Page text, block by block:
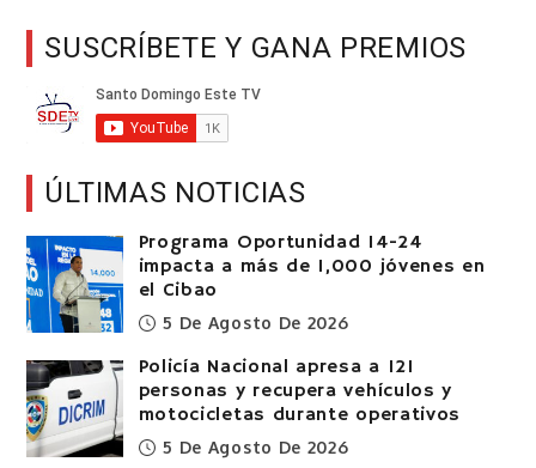
SUSCRÍBETE Y GANA PREMIOS
ÚLTIMAS NOTICIAS
Programa Oportunidad 14-24
impacta a más de 1,000 jóvenes en
el Cibao
5 De Agosto De 2026
Policía Nacional apresa a 121
personas y recupera vehículos y
motocicletas durante operativos
5 De Agosto De 2026